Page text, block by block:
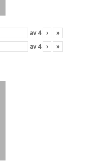
av 4 › »
av 4 › »